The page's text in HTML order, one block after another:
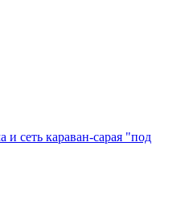
и сеть караван-сарая "под